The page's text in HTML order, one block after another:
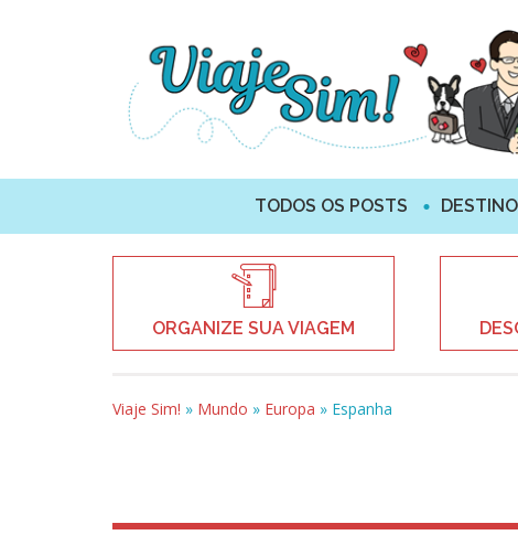
TODOS OS POSTS
ORGANIZE SUA VIAGEM
Viaje Sim! » Mundo » Europa » Espanha